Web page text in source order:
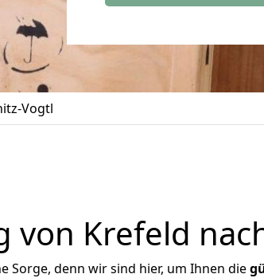
Vogtl
Krefeld
Sorge, denn wir sind hier, um Ihnen die